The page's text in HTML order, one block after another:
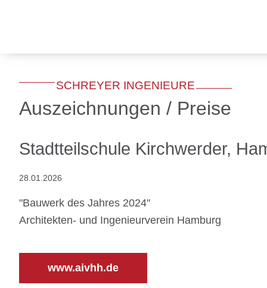
SCHREYER INGENIEURE
Auszeichnungen / Preise
Stadtteilschule Kirchwerder,
28.01.2026
"Bauwerk des Jahres 2024"
Architekten- und Ingenieurverein Hamburg
www.aivhh.de